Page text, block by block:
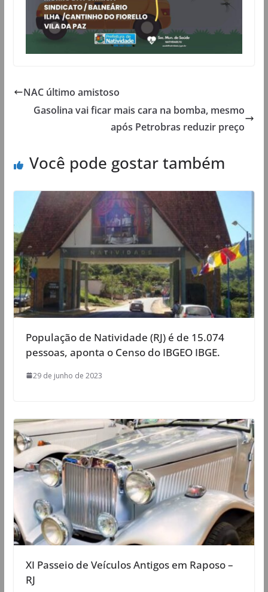
NAC último amistoso
Gasolina vai ficar mais cara na bomba, mesmo
após Petrobras reduzir preço
Você pode gostar também
População de Natividade (RJ) é de 15.074
pessoas, aponta o Censo do IBGEO IBGE.
29 de junho de 2023
XI Passeio de Veículos Antigos em Raposo –
RJ